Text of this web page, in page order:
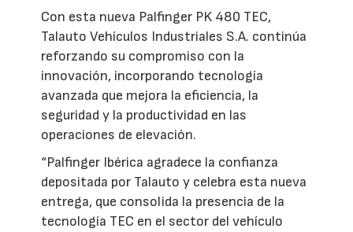
Con esta nueva Palfinger PK 480 TEC,
Talauto Vehículos Industriales S.A. continúa
reforzando su compromiso con la
innovación, incorporando tecnología
avanzada que mejora la eficiencia, la
seguridad y la productividad en las
operaciones de elevación.
“Palfinger Ibérica agradece la confianza
depositada por Talauto y celebra esta nueva
entrega, que consolida la presencia de la
tecnología TEC en el sector del vehículo